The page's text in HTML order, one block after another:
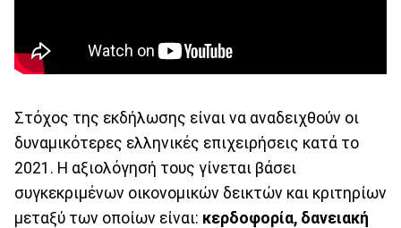
Στόχος της εκδήλωσης είναι να αναδειχθούν οι
δυναμικότερες ελληνικές επιχειρήσεις κατά το
2021. Η αξιολόγησή τους γίνεται βάσει
συγκεκριμένων οικονομικών δεικτών και κριτηρίων
μεταξύ των οποίων είναι: κερδοφορία, δανειακή